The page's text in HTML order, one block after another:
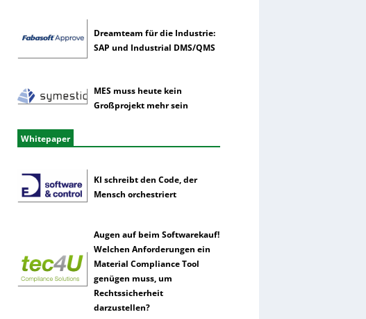
Dreamteam für die Industrie:
SAP und Industrial DMS/QMS
MES muss heute kein
Großprojekt mehr sein
Whitepaper
KI schreibt den Code, der
Mensch orchestriert
Augen auf beim Softwarekauf!
Welchen Anforderungen ein
Material Compliance Tool
genügen muss, um
Rechtssicherheit
darzustellen?